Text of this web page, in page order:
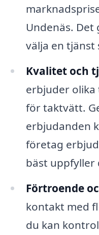
Undenäs.
välja en tjänst
Kvalitet och
erbjuder
för taktvätt.
erbjudanden
företag
bäst uppfyller
Förtroende
kontakt med
du kan